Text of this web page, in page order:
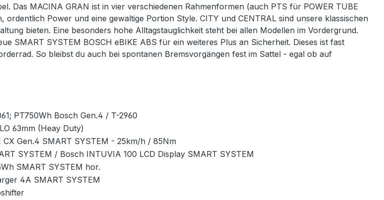
Das MACINA GRAN ist in vier verschiedenen Rahmenformen (auch PTS für POWER TUBE
Power und eine gewaltige Portion Style. CITY und CENTRAL sind unsere klassischen
bieten. Eine besonders hohe Alltagstauglichkeit steht bei allen Modellen im Vordergrund.
SMART SYSTEM BOSCH eBIKE ABS für ein weiteres Plus an Sicherheit. Dieses ist fast
So bleibst du auch bei spontanen Bremsvorgängen fest im Sattel - egal ob auf
PT750Wh Bosch Gen.4 / T-2960
63mm (Heay Duty)
CX Gen.4 SMART SYSTEM - 25km/h / 85Nm
SYSTEM / Bosch INTUVIA 100 LCD Display SMART SYSTEM
SMART SYSTEM hor.
4A SMART SYSTEM